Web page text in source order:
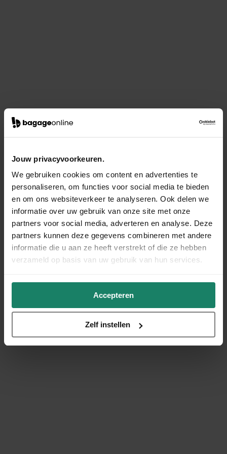
Jouw privacyvoorkeuren.
We gebruiken cookies om content en advertenties te
personaliseren, om functies voor social media te bieden
en om ons websiteverkeer te analyseren. Ook delen we
informatie over uw gebruik van onze site met onze
partners voor social media, adverteren en analyse. Deze
partners kunnen deze gegevens combineren met andere
informatie die u aan ze heeft verstrekt of die ze hebben
verzameld op basis van uw gebruik van hun services.
Accepteren
Zelf instellen